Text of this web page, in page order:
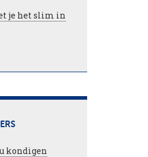
je het slim in
kondigen